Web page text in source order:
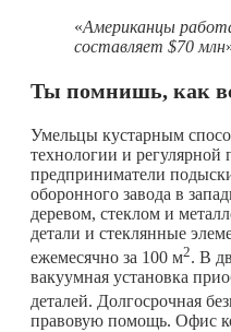
«Американцы
составляет $70 млн
Ты помнишь, как
Умельцы кустарным
технологии и
предприниматели
оборонного завода в
деревом, стеклом и
детали и стеклянные
ежемесячно за 100 м2. В
вакуумная установка
деталей. Долгосрочная
правовую помощь. Офис